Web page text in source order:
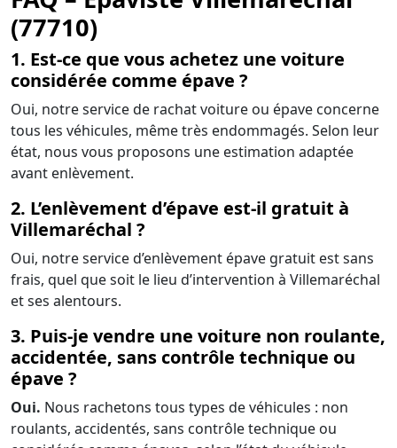
(77710)
1. Est-ce que vous achetez une voiture
considérée comme épave ?
Oui, notre service de rachat voiture ou épave concerne
tous les véhicules, même très endommagés. Selon leur
état, nous vous proposons une estimation adaptée
avant enlèvement.
2. L’enlèvement d’épave est-il gratuit à
Villemaréchal ?
Oui, notre service d’enlèvement épave gratuit est sans
frais, quel que soit le lieu d’intervention à Villemaréchal
et ses alentours.
3. Puis-je vendre une voiture non roulante,
accidentée, sans contrôle technique ou
épave ?
Oui. Nous rachetons tous types de véhicules : non
roulants, accidentés, sans contrôle technique ou